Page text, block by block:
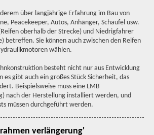
über langjährige Erfahrung im Bau von
Peacekeeper, Autos, Anhänger, Schaufel usw.
oberhalb der Strecke) und Niedrigfahrer
betreffen. Sie können auch zwischen den Reifen
wählen.
besteht nicht nur aus Entwicklung
es gibt auch ein großes Stück Sicherheit, das
Beispielsweise muss eine LMB
nach der Herstellung installiert werden, und
müssen durchgeführt werden.
verlängerung'